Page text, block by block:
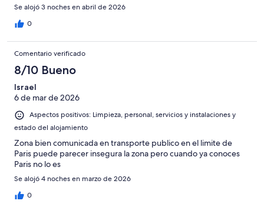
Se alojó 3 noches en abril de 2026
0
Comentario verificado
8/10 Bueno
Israel
6 de mar de 2026
Aspectos positivos: Limpieza, personal, servicios y instalaciones y
estado del alojamiento
Zona bien comunicada en transporte publico en el limite de
Paris puede parecer insegura la zona pero cuando ya conoces
Paris no lo es
Se alojó 4 noches en marzo de 2026
0